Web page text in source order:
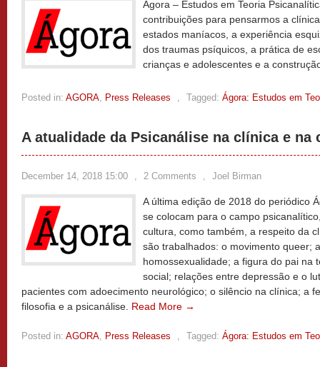
Ágora – Estudos em Teoria
contribuições para pensarmos a
estados maníacos, a experiência
dos traumas psíquicos, a prática de
crianças e adolescentes e a
Posted in: AGORA, Press Releases , Tagged: Ágora: Estudos em
A atualidade da Psicanálise na clínica e na
December 14, 2018 15:00 , 2 Comments , Joel Birman
A última edição de 2018 do periódico
se colocam para o campo
cultura, como também, a respeito da
são trabalhados: o movimento queer;
homossexualidade; a figura do pai na
social; relações entre depressão e o
pacientes com adoecimento neurológico; o silêncio na clínica; a
filosofia e a psicanálise. Read More →
Posted in: AGORA, Press Releases , Tagged: Ágora: Estudos em